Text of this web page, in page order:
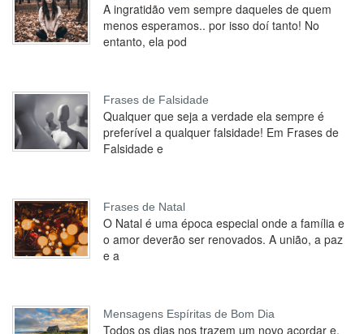
A ingratidão vem sempre daqueles de quem
menos esperamos.. por isso doí tanto! No
entanto, ela pod
Frases de Falsidade
Qualquer que seja a verdade ela sempre é
preferível a qualquer falsidade! Em Frases de
Falsidade e
Frases de Natal
O Natal é uma época especial onde a família e
o amor deverão ser renovados. A união, a paz
e a
Mensagens Espíritas de Bom Dia
Todos os dias nos trazem um novo acordar e,